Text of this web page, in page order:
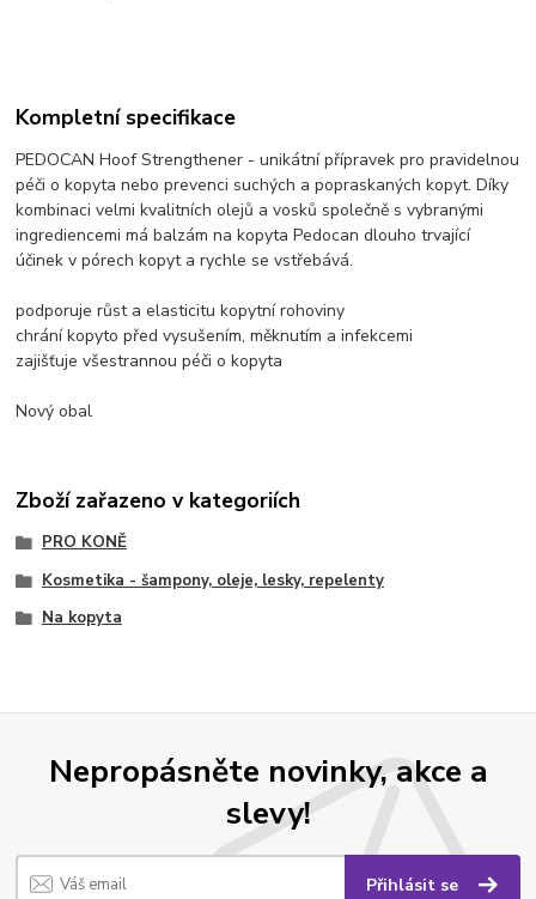
Kompletní specifikace
PEDOCAN Hoof Strengthener - unikátní přípravek pro pravidelnou
péči o kopyta nebo prevenci suchých a popraskaných kopyt. Díky
kombinaci velmi kvalitních olejů a vosků společně s vybranými
ingrediencemi má balzám na kopyta Pedocan dlouho trvající
účinek v pórech kopyt a rychle se vstřebává.
podporuje růst a elasticitu kopytní rohoviny
chrání kopyto před vysušením, měknutím a infekcemi
zajišťuje všestrannou péči o kopyta
Nový obal
Zboží zařazeno v kategoriích
PRO KONĚ
Kosmetika - šampony, oleje, lesky, repelenty
Na kopyta
Nepropásněte novinky, akce a
slevy!
Přihlásit se